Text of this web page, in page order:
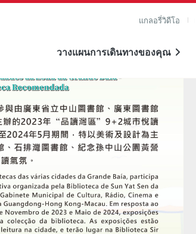
แกลอรี่วิดีโอ
วางแผนการเดินทางของคุณ